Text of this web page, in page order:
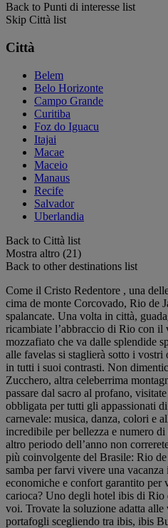
Back to Punti di interesse list
Skip Città list
Città
Belem
Belo Horizonte
Campo Grande
Curitiba
Foz do Iguacu
Itajai
Macae
Maceio
Manaus
Recife
Salvador
Uberlandia
Back to Città list
Mostra altro (21)
Back to other destinations list
Come il Cristo Redentore , una
cima de monte Corcovado, Rio de
spalancate. Una volta in città,
ricambiate l’abbraccio di Rio con il
mozzafiato che va dalle splendide
alle favelas si staglierà sotto i
in tutti i suoi contrasti. Non
Zucchero, altra celeberrima
passare dal sacro al profano,
obbligata per tutti gli appassionati
carnevale: musica, danza, colori e
incredibile per bellezza e numero
altro periodo dell’anno non
più coinvolgente del Brasile: Rio
samba per farvi vivere una
economiche e confort garantito per
carioca? Uno degli hotel ibis di Rio
voi. Trovate la soluzione adatta alle
portafogli scegliendo tra ibis, ibis